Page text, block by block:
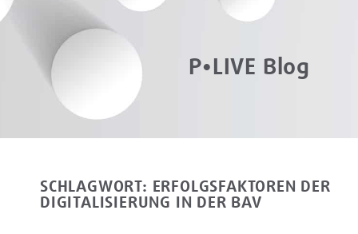
P•LIVE Blog
SCHLAGWORT: ERFOLGSFAKTOREN DER
DIGITALISIERUNG IN DER BAV